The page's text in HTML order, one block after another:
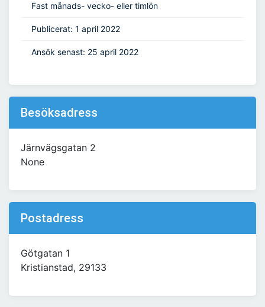
Fast månads- vecko- eller timlön
Publicerat: 1 april 2022
Ansök senast: 25 april 2022
Besöksadress
Järnvägsgatan 2
None
Postadress
Götgatan 1
Kristianstad, 29133